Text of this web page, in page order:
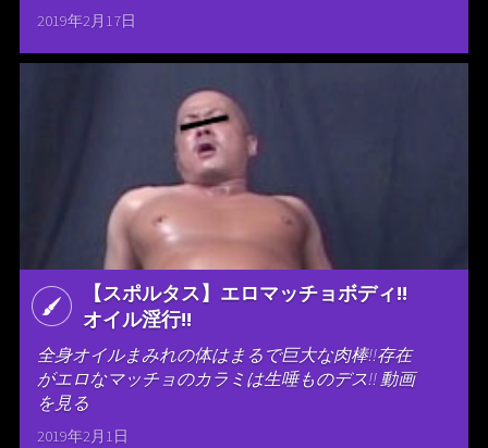
2019年2月17日
【スポルタス】エロマッチョボディ!!
オイル淫行!!
全身オイルまみれの体はまるで巨大な肉棒!!存在
がエロなマッチョのカラミは生唾ものデス!! 動画
を見る
2019年2月1日